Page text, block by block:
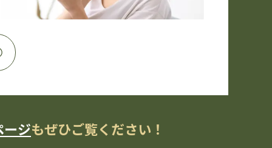
ジもぜひご覧ください！